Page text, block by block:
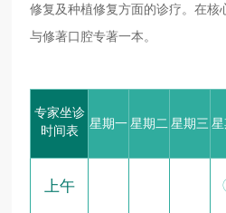
修复及种植修复方面的诊疗。在核
与修著口腔专著一本。
专家坐诊
时间表
星期一 星期二 星期三
上午